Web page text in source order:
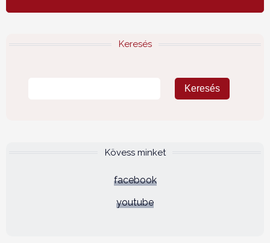
Keresés
Kövess minket
facebook
youtube